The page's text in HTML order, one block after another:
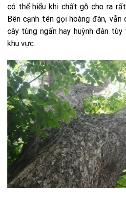
có thể hiểu khi chất gỗ cho ra
Bên cạnh tên gọi hoàng đàn,
cây tùng ngấn hay huỳnh đàn
khu vực.